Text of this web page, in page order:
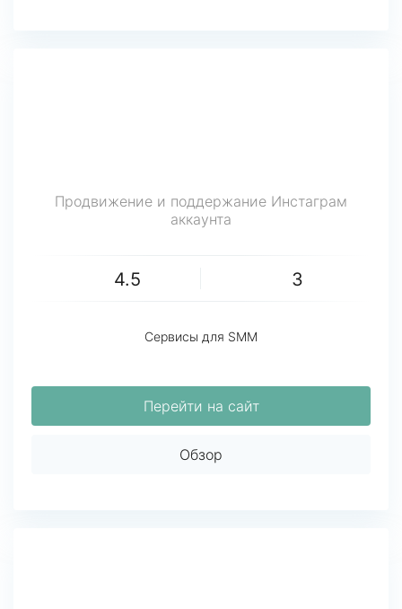
Продвижение и поддержание Инстаграм
аккаунта
4.5 3
Сервисы для SMM
Перейти на сайт
Обзор